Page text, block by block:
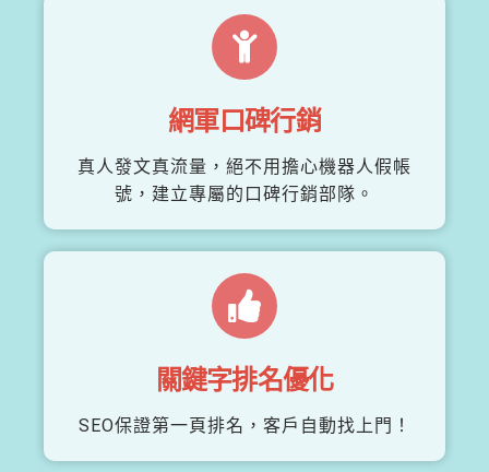
網軍口碑行銷
真人發文真流量，絕不用擔心機器人假帳
號，建立專屬的口碑行銷部隊。
關鍵字排名優化
SEO保證第一頁排名，客戶自動找上門！